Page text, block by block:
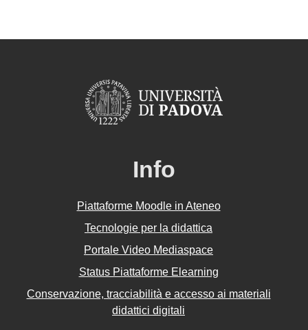
Info
Piattaforme Moodle in Ateneo
Tecnologie per la didattica
Portale Video Mediaspace
Status Piattaforme Elearning
Conservazione, tracciabilità e accesso ai materiali
didattici digitali